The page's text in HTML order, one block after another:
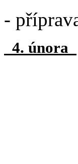
-
4. února
2.
3.
4.